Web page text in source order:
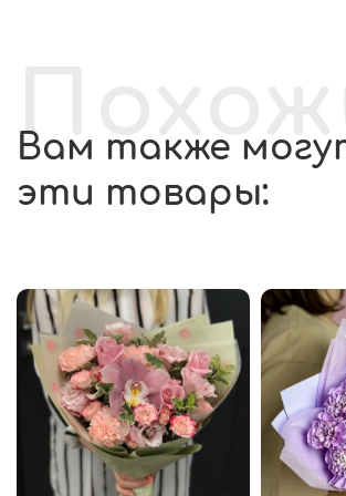
Вам также
эти товары: